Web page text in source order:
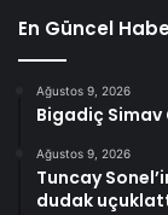
En Güncel
Ağustos 9, 2026
Bigadiç Simav
Ağustos 9, 2026
Tuncay
dudak